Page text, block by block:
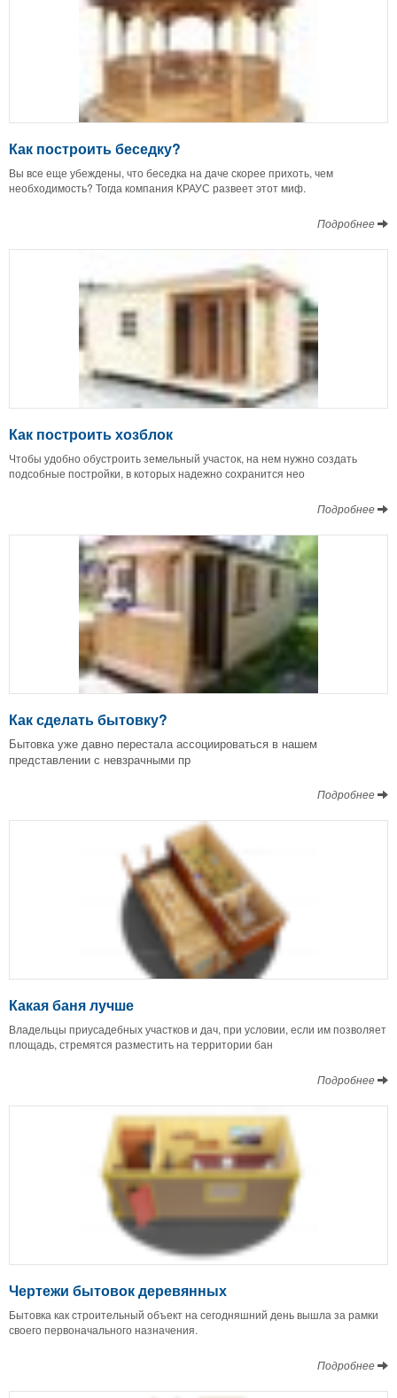
Как построить беседку?
Вы все еще убеждены, что беседка на даче скорее прихоть, чем
необходимость? Тогда компания КРАУС развеет этот миф.
Подробнее
Как построить хозблок
Чтобы удобно обустроить земельный участок, на нем нужно создать
подсобные постройки, в которых надежно сохранится нео
Подробнее
Как сделать бытовку?
Бытовка уже давно перестала ассоциироваться в нашем
представлении с невзрачными пр
Подробнее
Какая баня лучше
Владельцы приусадебных участков и дач, при условии, если им позволяет
площадь, стремятся разместить на территории бан
Подробнее
Чертежи бытовок деревянных
Бытовка как строительный объект на сегодняшний день вышла за рамки
своего первоначального назначения.
Подробнее